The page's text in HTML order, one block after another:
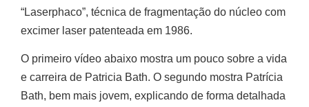
“Laserphaco”, técnica de fragmentação do núcleo com
excimer laser patenteada em 1986.
O primeiro vídeo abaixo mostra um pouco sobre a vida
e carreira de Patricia Bath. O segundo mostra Patrícia
Bath, bem mais jovem, explicando de forma detalhada